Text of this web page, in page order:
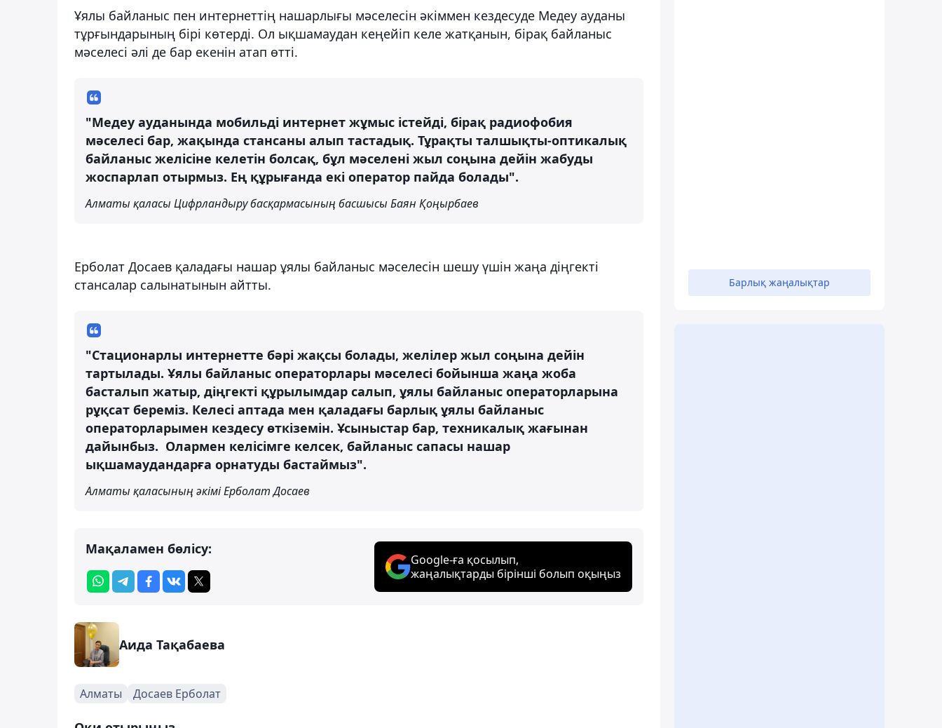
Ұялы байланыс пен интернеттің нашарлығы мәселесін әкіммен кездесуде Медеу ауданы
тұрғындарының бірі көтерді. Ол ықшамаудан кеңейіп келе жатқанын, бірақ байланыс
мәселесі әлі де бар екенін атап өтті.
"Медеу ауданында мобильді интернет жұмыс істейді, бірақ радиофобия
мәселесі бар, жақында стансаны алып тастадық. Тұрақты талшықты-оптикалық
байланыс желісіне келетін болсақ, бұл мәселені жыл соңына дейін жабуды
жоспарлап отырмыз. Ең құрығанда екі оператор пайда болады".
Алматы қаласы Цифрландыру басқармасының басшысы Баян Қоңырбаев
Ерболат Досаев қаладағы нашар ұялы байланыс мәселесін шешу үшін жаңа діңгекті
стансалар салынатынын айтты.
"Стационарлы интернетте бәрі жақсы болады, желілер жыл соңына дейін
тартылады. Ұялы байланыс операторлары мәселесі бойынша жаңа жоба
басталып жатыр, діңгекті құрылымдар салып, ұялы байланыс операторларына
рұқсат береміз. Келесі аптада мен қаладағы барлық ұялы байланыс
операторларымен кездесу өткіземін. Ұсыныстар бар, техникалық жағынан
дайынбыз. Олармен келісімге келсек, байланыс сапасы нашар
ықшамаудандарға орнатуды бастаймыз".
Алматы қаласының әкімі Ерболат Досаев
Мақаламен бөлісу:
Google-ға қосылып,
жаңалықтарды бірінші болып оқыңыз
Аида Тақабаева
Алматы Досаев Ерболат
Барлық жаңалықтар